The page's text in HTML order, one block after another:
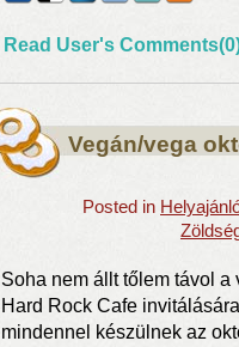
Read User's
Vegán/vega
Posted in
Soha nem állt tőlem távol
Hard Rock Cafe
mindennel készülnek az